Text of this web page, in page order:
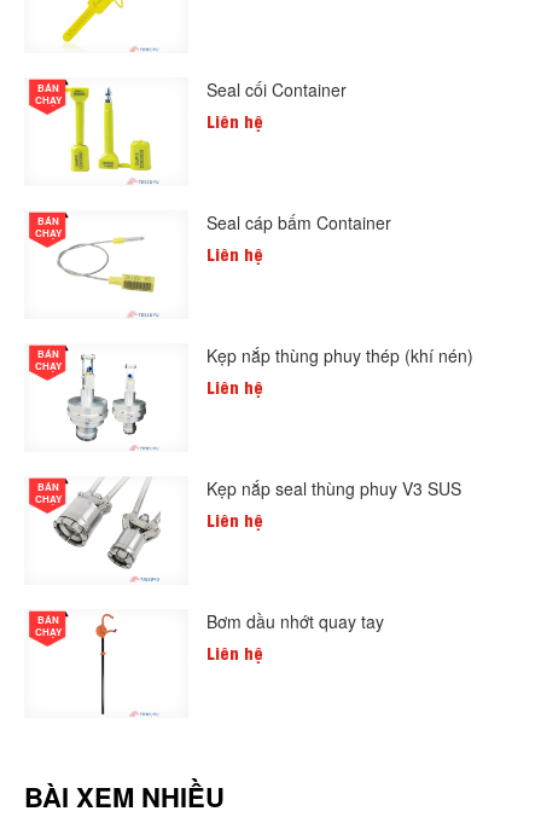
BÁN
CHẠY
Seal cối Container
Liên hệ
BÁN
CHẠY
Seal cáp bấm Container
Liên hệ
BÁN
CHẠY
Kẹp nắp thùng phuy thép (khí nén)
Liên hệ
BÁN
CHẠY
Kẹp nắp seal thùng phuy V3 SUS
Liên hệ
BÁN
CHẠY
Bơm dầu nhớt quay tay
Liên hệ
BÀI XEM NHIỀU